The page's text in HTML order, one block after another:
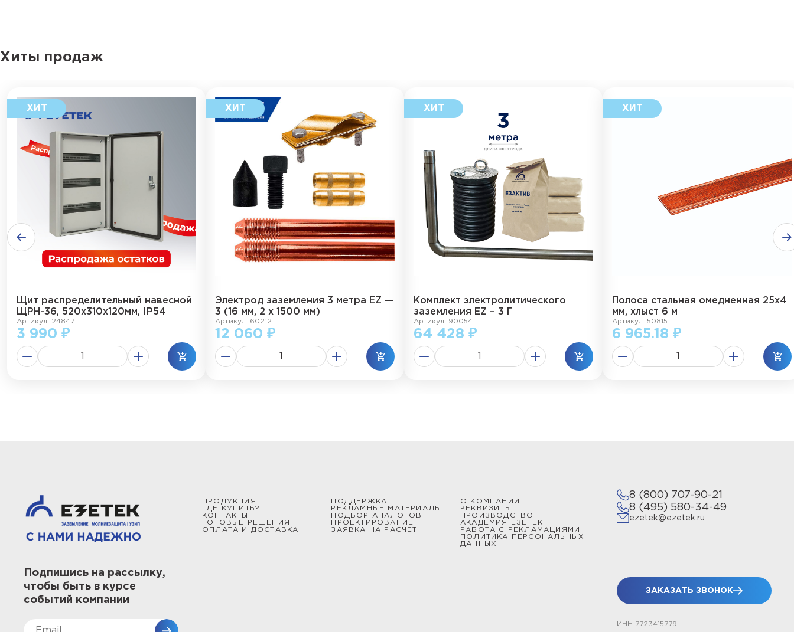
Хиты продаж
Щит распределительный навесной
ЩРН-36, 520х310х120мм, IP54
Артикул: 24847
3 990 ₽
Электрод заземления 3 метра EZ —
3 (16 мм, 2 х 1500 мм)
Артикул: 60212
12 060 ₽
Комплект электролитического
заземления EZ – 3 Г
Артикул: 90054
64 428 ₽
Полоса стальная омедненная 25х4
мм, хлыст 6 м
Артикул: 50815
6 965.18 ₽
ПРОДУКЦИЯ
ГДЕ КУПИТЬ?
КОНТАКТЫ
ГОТОВЫЕ РЕШЕНИЯ
ОПЛАТА И ДОСТАВКА
ПОДДЕРЖКА
РЕКЛАМНЫЕ МАТЕРИАЛЫ
ПОДБОР АНАЛОГОВ
ПРОЕКТИРОВАНИЕ
ЗАЯВКА НА РАСЧЕТ
О КОМПАНИИ
РЕКВИЗИТЫ
ПРОИЗВОДСТВО
АКАДЕМИЯ ЕЗЕТЕК
РАБОТА С РЕКЛАМАЦИЯМИ
ПОЛИТИКА ПЕРСОНАЛЬНЫХ
ДАННЫХ
8 (800) 707-90-21
8 (495) 580-34-49
ezetek@ezetek.ru
ЗАКАЗАТЬ ЗВОНОК
ИНН 7723415779
Подпишись на рассылку,
чтобы быть в курсе
событий компании